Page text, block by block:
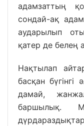
адамзаттың
сондай-ақ
аударылып
қатер де
Нақтылап
басқан бүгінгі
дамай,
баршылық.